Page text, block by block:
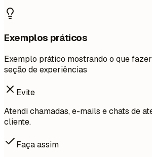
Exemplos práticos
Exemplo prático mostrando o que
seção de experiências
Evite
Atendi chamadas, e-mails e chats de
cliente.
Faça assim